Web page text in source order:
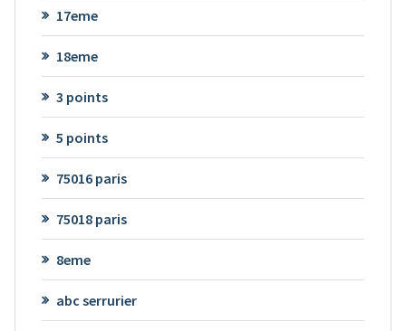
17eme
18eme
3 points
5 points
75016 paris
75018 paris
8eme
abc serrurier